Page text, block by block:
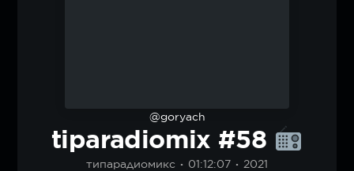
@goryach
tiparadiomix #58
типарадиомикс 01:12:07 2021